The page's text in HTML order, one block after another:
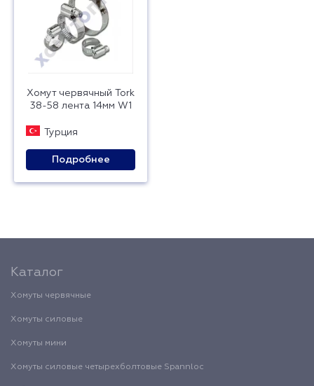
Хомут червячный Tork
38-58 лента 14мм W1
Турция
Подробнее
Каталог
Хомуты червячные
Хомуты силовые
Хомуты мини
Хомуты силовые четырехболтовые Spannloc